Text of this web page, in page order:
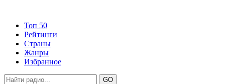
Топ 50
Рейтинги
Страны
Жанры
Избранное
GO